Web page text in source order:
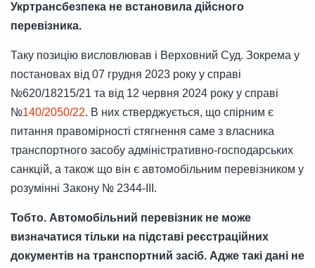
Укртрансбезпека не встановила дійсного
перевізника.
Таку позицію висловлював і Верховний Суд. Зокрема у
постановах від 07 грудня 2023 року у справі
№620/18215/21 та від 12 червня 2024 року у справі
№140/2050/22. В них стверджується, що спірним є
питання правомірності стягнення саме з власника
транспортного засобу адміністративно-господарських
санкцій, а також що він є автомобільним перевізником у
розумінні Закону № 2344-ІІІ.
Тобто. Автомобільний перевізник не може
визначатися тільки на підставі реєстраційних
документів на транспортний засіб. Адже такі дані не